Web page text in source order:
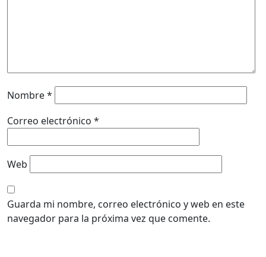
Nombre*
Correo electrónico *
Web
Guarda mi nombre, correo electrónico y web en este
navegador para la próxima vez que comente.